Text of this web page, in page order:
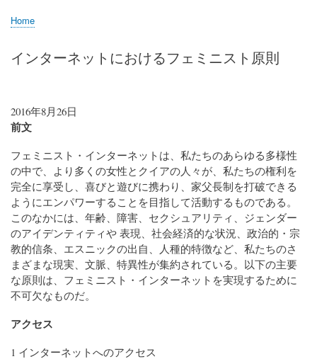
らJCA-NETからのお知らせ
Breadcrumb
Home
インターネットにおけるフェミニスト原則
2016年8月26日
前文
フェミニスト・インターネットは、私たちのあらゆる多様性
の中で、より多くの女性とクイアの人々が、私たちの権利を
完全に享受し、喜びと遊びに携わり、家父長制を打破できる
ようにエンパワーすることを目指して活動するものである。
このなかには、年齢、障害、セクシュアリティ、ジェンダー
のアイデンティティや 表現、社会経済的な状況、政治的・宗
教的信条、エスニックの出自、人種的特徴など、私たちのさ
まざまな現実、文脈、特異性が集約されている。以下の主要
な原則は、フェミニスト・インターネットを実現するために
不可欠なものだ。
アクセス
1 インターネットへのアクセス